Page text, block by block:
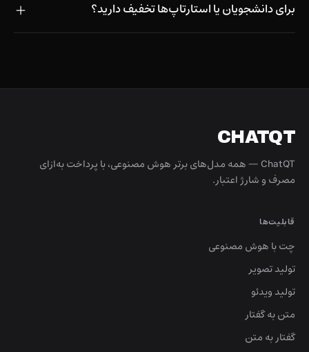
برای دانشجویان یا استارتاپ‌ها تخفیف دارید؟
CHATQT
ChatQT — همه مدل‌های برتر هوش مصنوعی، با پرداخت به‌ازای
مصرف و شارژ اعتبار.
قابلیت‌ها
چت با هوش مصنوعی
تولید تصویر
تولید ویدئو
متن به گفتار
گفتار به متن